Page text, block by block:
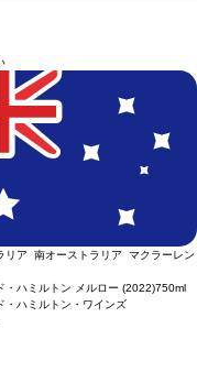
リア 南オーストラリア マクラーレン
・ハミルトン メルロー (2022)750ml
・ハミルトン・ワインズ